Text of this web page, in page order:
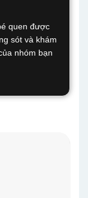
quen được
sót và khám
nhóm bạn